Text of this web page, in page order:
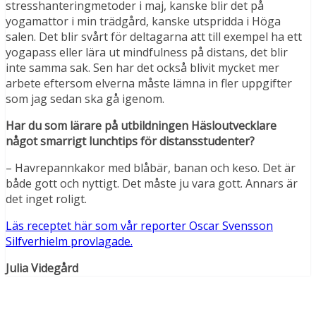
stresshanteringmetoder i maj, kanske blir det på
yogamattor i min trädgård, kanske utspridda i Höga
salen. Det blir svårt för deltagarna att till exempel ha ett
yogapass eller lära ut mindfulness på distans, det blir
inte samma sak. Sen har det också blivit mycket mer
arbete eftersom elverna måste lämna in fler uppgifter
som jag sedan ska gå igenom.
Har du som lärare på utbildningen Häsloutvecklare
något smarrigt lunchtips för distansstudenter?
– Havrepannkakor med blåbär, banan och keso. Det är
både gott och nyttigt. Det måste ju vara gott. Annars är
det inget roligt.
Läs receptet här som vår reporter Oscar Svensson
Silfverhielm provlagade.
Julia Videgård